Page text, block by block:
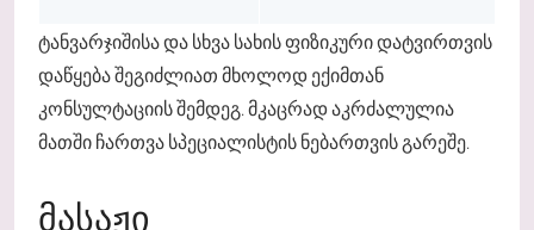
ტანვარჯიშისა და სხვა სახის ფიზიკური დატვირთვის
დაწყება შეგიძლიათ მხოლოდ ექიმთან
კონსულტაციის შემდეგ. მკაცრად აკრძალულია
მათში ჩართვა სპეციალისტის ნებართვის გარეშე.
ᲛᲐᲡᲐᲟᲘ